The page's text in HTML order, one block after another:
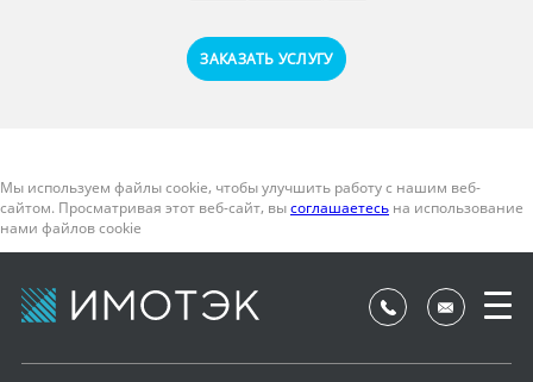
ЗАКАЗАТЬ УСЛУГУ
Мы используем файлы cookie, чтобы улучшить работу с нашим веб-
сайтом. Просматривая этот веб-сайт, высоглашаетесь на использование
нами файлов cookie